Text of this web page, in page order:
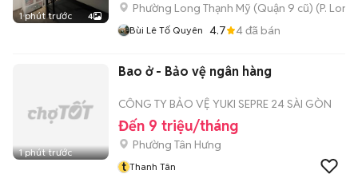
1 phút trước 4
Phường Long Thạnh Mỹ (Quận 9 cũ) (P.
Bùi Lê Tố Quyên 4.7 4đã bán
1 phút trước
Bao ở - Bảo vệ ngân hàng
CÔNG TY BẢO VỆ YUKI SEPRE 24 SÀI GÒN
Đến 9 triệu/tháng
Phường Tân Hưng
t Thanh Tân